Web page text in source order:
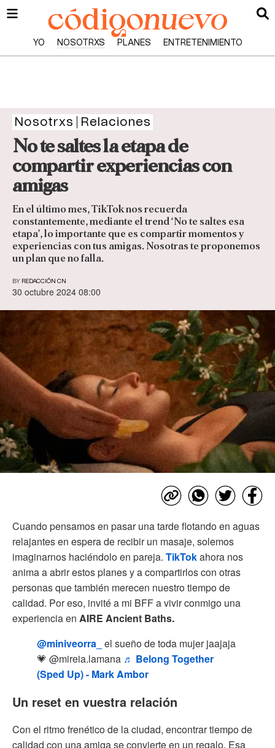
YO NOSOTRXS PLANES ENTRETENIMIENTO
Nosotrxs Relaciones
No te saltes la etapa de
compartir experiencias con
amigas
En el último mes, TikTok nos recuerda
constantemente, mediante el trend ‘No te saltes esa
etapa’, lo importante que es compartir momentos y
experiencias con tus amigas. Nosotras te proponemos
un plan que no falla.
BY REDACCIÓN CN
30 octubre 2024 08:00
Cuando pensamos en pasar una tarde flotando en aguas
relajantes en espera de recibir un masaje, solemos
imaginarnos haciéndolo en pareja. TikTokahora nos
anima a abrir estos planes y a compartirlos con otras
personas que también merecen nuestro tiempo de
calidad. Por eso, invité a mi BFF a vivir conmigo una
experiencia en AIRE Ancient Baths.
@miniveorra_ el sueño de toda mujer jaajaja
💗 @mireia.lamana ♬ Belong Together
(Sped Up) - Mark Ambor
Un reset en vuestra relación
Con el ritmo frenético de la ciudad, encontrar tiempo de
calidad con una amiga se convierte en un regalo. Esa